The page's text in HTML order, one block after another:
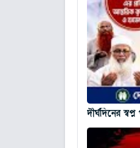
দীর্ঘদিনের